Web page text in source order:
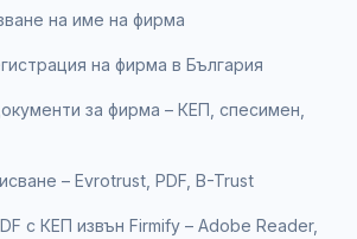
на име на фирма
на фирма в България
за фирма – КЕП, спесимен,
– Evrotrust, PDF, B-Trust
с КЕП извън Firmify – Adobe Reader,